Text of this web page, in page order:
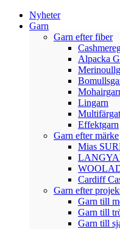
Nyheter
Garn
Garn efter fiber
Alpacka
Lingarn
Effektgarn
Garn efter märke
Mias
Cardiff
Garn efter
Garn till
Garn till
Garn till